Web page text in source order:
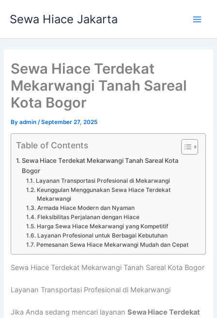
Sewa Hiace Jakarta
Sewa Hiace Terdekat
Mekarwangi Tanah Sareal
Kota Bogor
Byadmin /September 27, 2025
Table of Contents
Sewa Hiace Terdekat Mekarwangi Tanah Sareal Kota
Bogor
Layanan Transportasi Profesional di Mekarwangi
Keunggulan Menggunakan Sewa Hiace Terdekat
Mekarwangi
Armada Hiace Modern dan Nyaman
Fleksibilitas Perjalanan dengan Hiace
Harga Sewa Hiace Mekarwangi yang Kompetitif
Layanan Profesional untuk Berbagai Kebutuhan
Pemesanan Sewa Hiace Mekarwangi Mudah dan Cepat
Sewa Hiace Terdekat Mekarwangi Tanah Sareal Kota Bogor
Layanan Transportasi Profesional di Mekarwangi
Jika Anda sedang mencari layananSewa Hiace Terdekat